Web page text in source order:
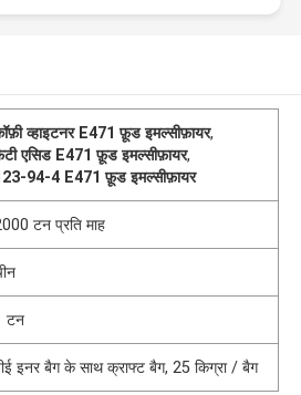
व्हाइटनर E471 फ़ूड इमल्सीफ़ायर,
एसिड E471 फ़ूड इमल्सीफ़ायर,
94-4 E471 फ़ूड इमल्सीफ़ायर
टन प्रति माह
टन
इनर बैग के साथ क्राफ्ट बैग, 25 किग्रा / बैग